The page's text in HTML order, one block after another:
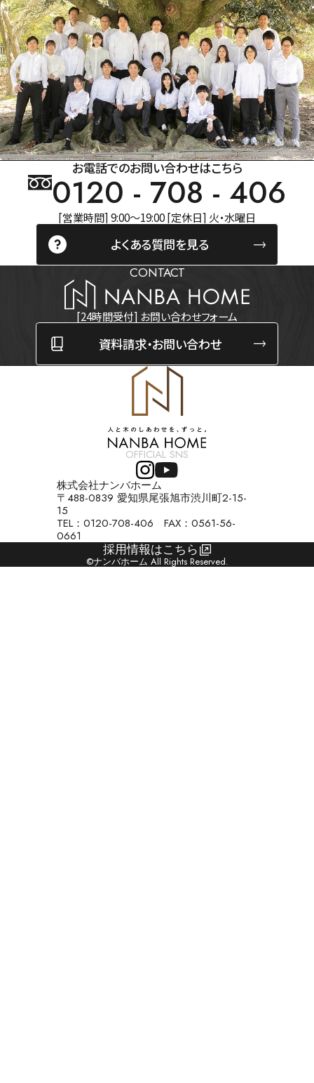
お電話でのお問い合わせはこちら
0120 - 708 - 406
[営業時間] 9:00～19:00 [定休日] 火・水曜日
よくある質問を見る
CONTACT
[24時間受付] お問い合わせフォーム
資料請求・お問い合わせ
OFFICIAL SNS
株式会社ナンバホーム
〒488-0839 愛知県尾張旭市渋川町2-15-
15
TEL：0120-708-406 FAX：0561-56-
0661
採用情報はこちら
©ナンバホーム All Rights Reserved.